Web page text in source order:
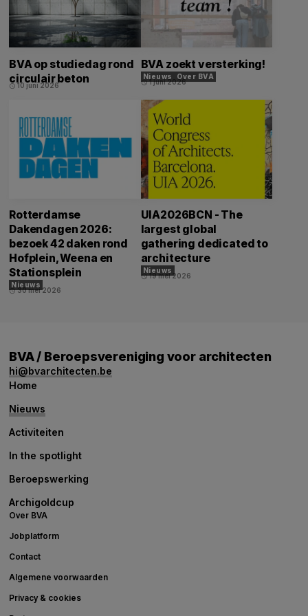
BVA op studiedag rond
circulair beton
schedule 10 juni 2026
BVA zoekt versterking!
Nieuws Over BVA
schedule1 juni 2026
Rotterdamse
Dakendagen 2026:
bezoek 42 daken rond
Hofplein, Weena en
Stationsplein
Nieuws
schedule30 mei 2026
UIA2026BCN - The
largest global
gathering dedicated to
architecture
Nieuws
schedule19 mei 2026
BVA / Beroepsvereniging voor architecten
hi@bvarchitecten.be
Home
Nieuws
Activiteiten
In the spotlight
Beroepswerking
Archigoldcup
Over BVA
Jobplatform
Contact
Algemene voorwaarden
Privacy & cookies